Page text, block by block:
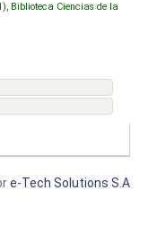
Biblioteca Ciencias de la
e-Tech Solutions S.A